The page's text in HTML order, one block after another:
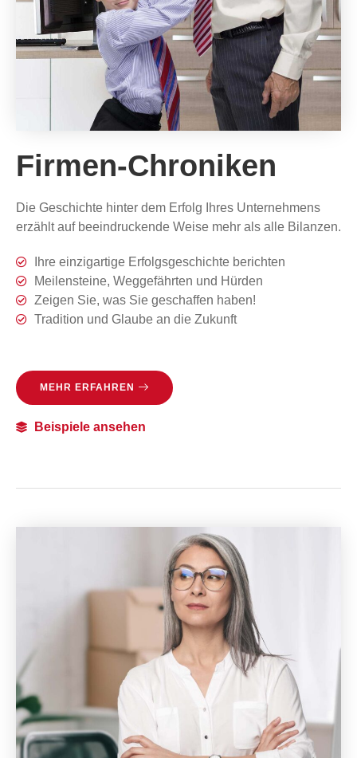
Firmen-Chroniken
Die Geschichte hinter dem Erfolg Ihres Unternehmens
erzählt auf beeindruckende Weise mehr als alle Bilanzen.
Ihre einzigartige Erfolgsgeschichte berichten
Meilensteine, Weggefährten und Hürden
Zeigen Sie, was Sie geschaffen haben!
Tradition und Glaube an die Zukunft
MEHR ERFAHREN
Beispiele ansehen